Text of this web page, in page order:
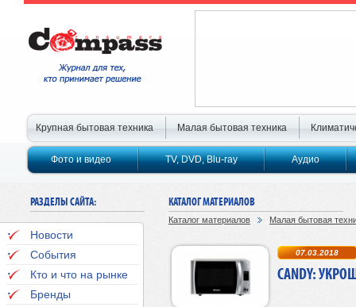
РАЗДЕЛЫ САЙТА:
Новости
События
Кто и что на рынке
Бренды
КАТАЛОГ МАТЕРИАЛОВ
Каталог материалов Малая бытовая
07.03.2018
CANDY:
Крупная бытовая техника Малая бытовая техника
Фото и видео TV, DVD, Blu-ray Аудио